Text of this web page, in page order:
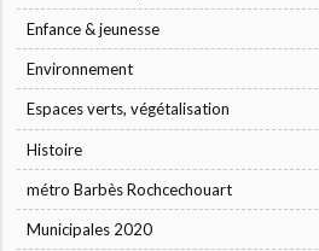
Enfance & jeunesse
Environnement
Espaces verts, végétalisation
Histoire
métro Barbès Rochcechouart
Municipales 2020